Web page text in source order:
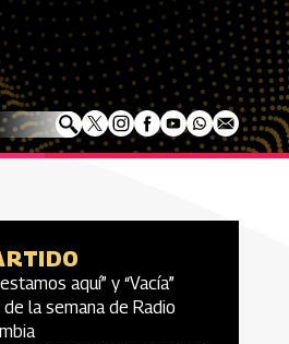
aquí” y “Vacía”
la semana de Radio